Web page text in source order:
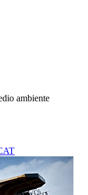
ambiente